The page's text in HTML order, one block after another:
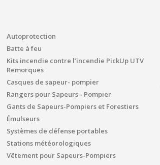
Autoprotection
Batte à feu
Kits incendie contre l’incendie PickUp UTV
Remorques
Casques de sapeur- pompier
Rangers pour Sapeurs - Pompier
Gants de Sapeurs-Pompiers et Forestiers
Émulseurs
Systèmes de défense portables
Stations météorologiques
Vêtement pour Sapeurs-Pompiers